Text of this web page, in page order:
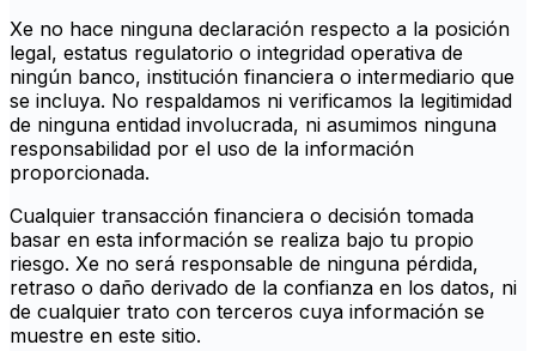
Xe no hace ninguna declaración respecto a la posición
legal, estatus regulatorio o integridad operativa de
ningún banco, institución financiera o intermediario que
se incluya. No respaldamos ni verificamos la legitimidad
de ninguna entidad involucrada, ni asumimos ninguna
responsabilidad por el uso de la información
proporcionada.
Cualquier transacción financiera o decisión tomada
basar en esta información se realiza bajo tu propio
riesgo. Xe no será responsable de ninguna pérdida,
retraso o daño derivado de la confianza en los datos, ni
de cualquier trato con terceros cuya información se
muestre en este sitio.